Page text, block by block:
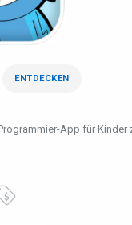
ENTDECKEN
App für Kinder